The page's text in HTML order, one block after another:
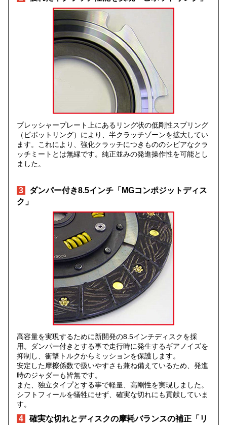
プレッシャープレート上にあるリング状の低剛性スプリング
（ピボットリング）により、半クラッチゾーンを拡大してい
ます。これにより、強化クラッチにつきもののシビアなクラ
ッチミートとは無縁です。純正並みの発進操作性を可能とし
ました。
3
ダンパー付き8.5インチ「MGコンポジットディス
ク」
高容量を実現するために新開発の8.5インチディスクを採
用。ダンパー付きとする事で走行時に発生するギアノイズを
抑制し、衝撃トルクからミッションを保護します。
安定した摩擦係数で扱いやすさも兼ね備えているため、発進
時のジャダーも皆無です。
また、独立タイプとする事で軽量、高剛性を実現しました。
シフトフィールを犠牲にせず、確実な切れにも貢献していま
す。
4 確実な切れとディスクの摩耗バランスの補正「リ